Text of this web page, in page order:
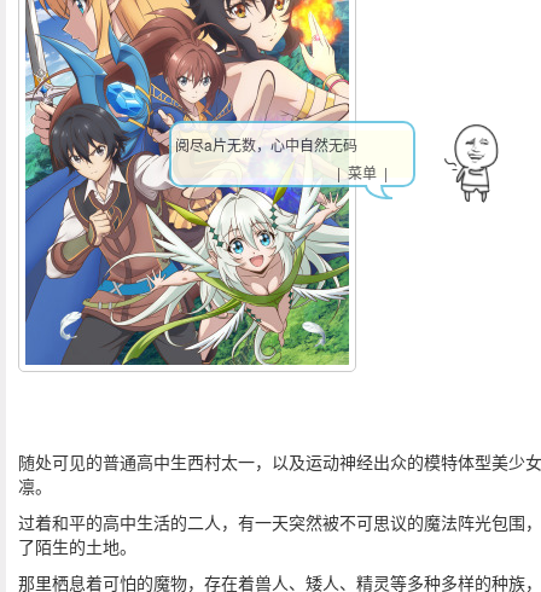
随处可见的普通高中生西村太一，以及运动神经出众的模特体型美少
凛。
过着和平的高中生活的二人，有一天突然被不可思议的魔法阵光包围
了陌生的土地。
那里栖息着可怕的魔物，存在着兽人、矮人、精灵等多种多样的种族
阅尽a片无数，心中自然无码
| 菜单 |